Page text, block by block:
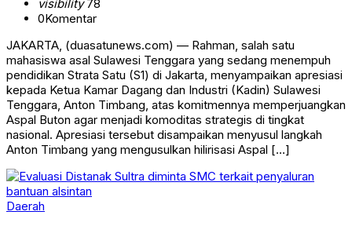
visibility78
0Komentar
JAKARTA, (duasatunews.com) — Rahman, salah satu
mahasiswa asal Sulawesi Tenggara yang sedang menempuh
pendidikan Strata Satu (S1) di Jakarta, menyampaikan apresiasi
kepada Ketua Kamar Dagang dan Industri (Kadin) Sulawesi
Tenggara, Anton Timbang, atas komitmennya memperjuangkan
Aspal Buton agar menjadi komoditas strategis di tingkat
nasional. Apresiasi tersebut disampaikan menyusul langkah
Anton Timbang yang mengusulkan hilirisasi Aspal […]
Daerah